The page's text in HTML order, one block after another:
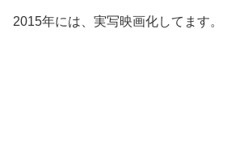
2015年には、実写映画化してます。